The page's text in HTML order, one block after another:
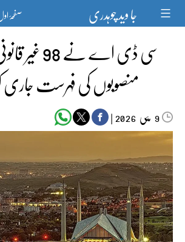
content جا وید چوہدری صفحۂ
سی ڈی اے نے
منصوبوں کی فہرست
9مئی‬‮ |